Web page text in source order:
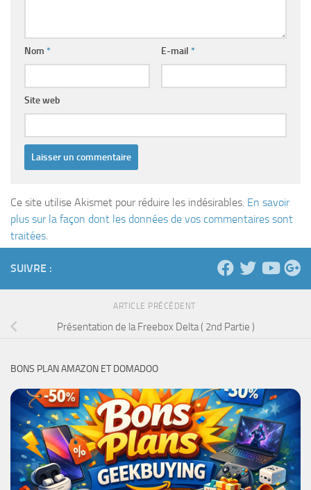
Nom * E-mail *
Site web
Ce site utilise Akismet pour réduire les indésirables. En savoir
plus sur la façon dont les données de vos commentaires sont
traitées.
SUIVRE :
ARTICLE PRÉCÉDENT
Présentation de la Freebox Delta ( 2nd Partie )
BONS PLAN AMAZON ET DOMADOO